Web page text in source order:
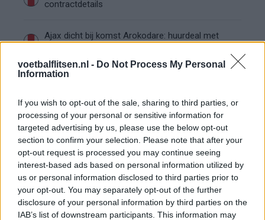
voetbalflitsen.nl - Do Not Process My Personal
Information
If you wish to opt-out of the sale, sharing to third parties, or
processing of your personal or sensitive information for
targeted advertising by us, please use the below opt-out
section to confirm your selection. Please note that after your
opt-out request is processed you may continue seeing
interest-based ads based on personal information utilized by
us or personal information disclosed to third parties prior to
your opt-out. You may separately opt-out of the further
disclosure of your personal information by third parties on the
IAB’s list of downstream participants. This information may
contractdetails
Ajax dicht bij komst Arokodare: huurdeal met
koopoptie van 22 miljoen
Ajax helpt Burnley uit de brand met afgeknipte
Hakim Ziyech verhuurt opnieuw luxe
appartement op Amsterdamse Zuidas
Marcos Leonardo laat eerste indruk achter bij
Ajax: 'Hier gaan fans van genieten'
Resterend oefenprogramma Ajax: waar zijn de
duels te zien